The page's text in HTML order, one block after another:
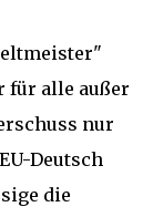
für alle außer
nur
Deutsch
die